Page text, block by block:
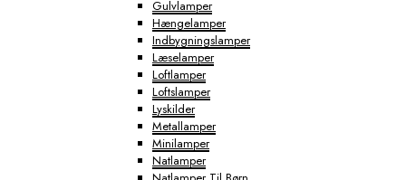
Gulvlamper
Hængelamper
Indbygningslamper
Læselamper
Loftlamper
Loftslamper
Lyskilder
Metallamper
Minilamper
Natlamper